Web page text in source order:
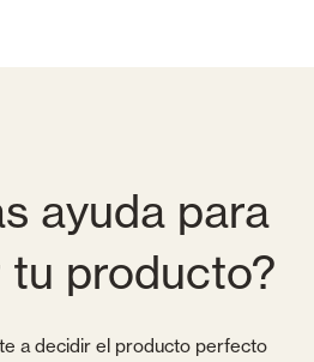
ayuda para
producto?
a decidir el producto perfecto